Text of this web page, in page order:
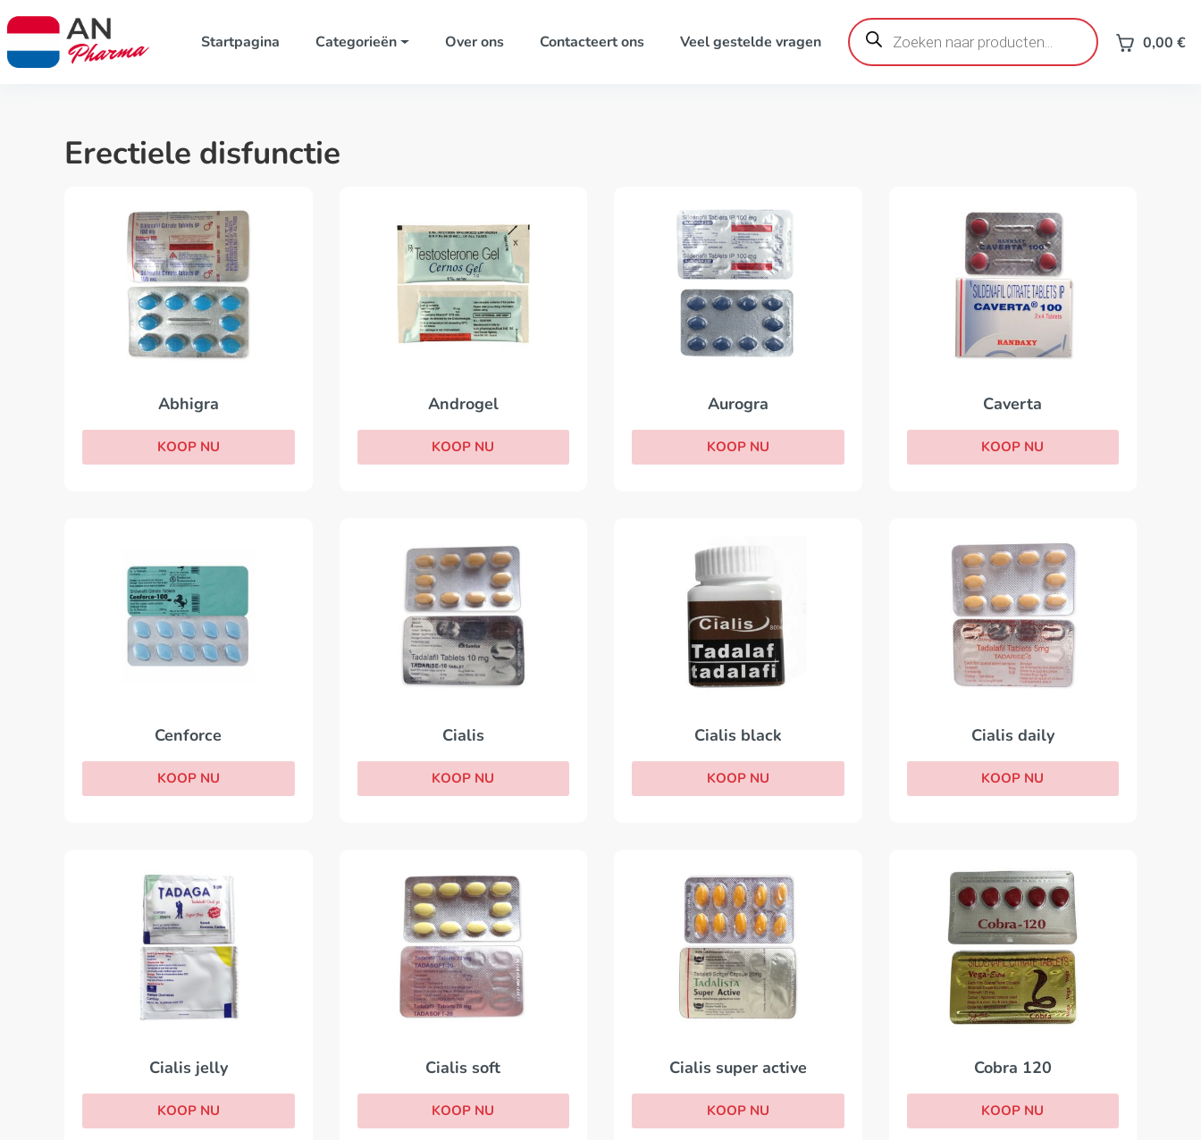
Startpagina Categorieën Over ons Contacteert ons Veel gestelde vragen
Producten
zoeken 0,00 €
Erectiele disfunctie
Abhigra
KOOP NU
Androgel
KOOP NU
Aurogra
KOOP NU
Caverta
KOOP NU
Cenforce
KOOP NU
Cialis
KOOP NU
Cialis black
KOOP NU
Cialis daily
KOOP NU
Cialis jelly
KOOP NU
Cialis soft
KOOP NU
Cialis super active
KOOP NU
Cobra 120
KOOP NU